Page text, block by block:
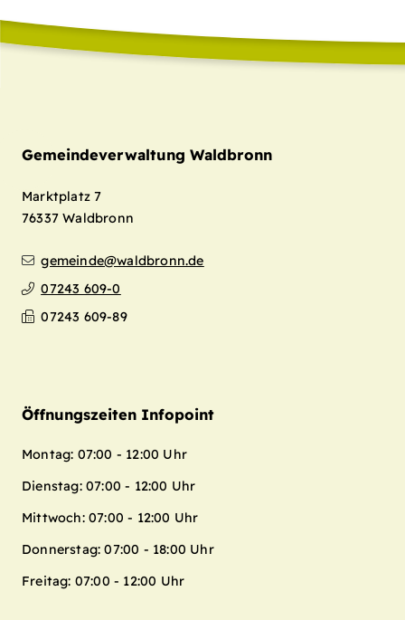
Gemeindeverwaltung Waldbronn
Marktplatz 7
76337 Waldbronn
gemeinde@waldbronn.de
07243 609-0
07243 609-89
Leaflet| Map data ©OpenStreetMap
contributors,CC-BY-SA
Öffnungszeiten Infopoint
Montag: 07:00 - 12:00 Uhr
Dienstag: 07:00 - 12:00 Uhr
Mittwoch: 07:00 - 12:00 Uhr
Donnerstag: 07:00 - 18:00 Uhr
Freitag: 07:00 - 12:00 Uhr